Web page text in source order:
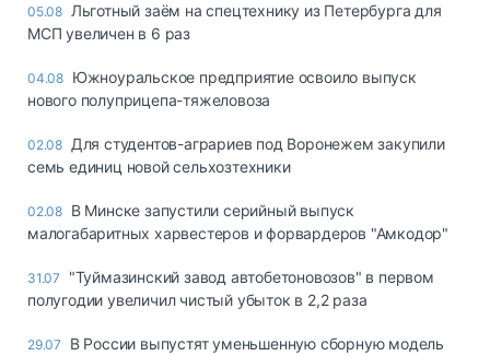
05.08 Льготный заём на спецтехнику из Петербурга для
МСП увеличен в 6 раз
04.08 Южноуральское предприятие освоило выпуск
нового полуприцепа-тяжеловоза
02.08 Для студентов-аграриев под Воронежем закупили
семь единиц новой сельхозтехники
02.08 В Минске запустили серийный выпуск
малогабаритных харвестеров и форвардеров "Амкодор"
31.07
"Туймазинский завод автобетоновозов" в первом
полугодии увеличил чистый убыток в 2,2 раза
29.07
В России выпустят уменьшенную сборную модель